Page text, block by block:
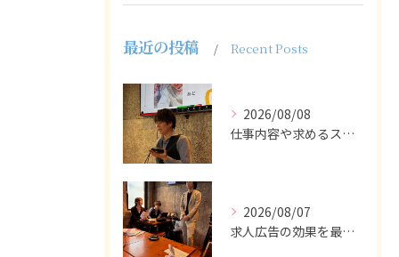
最近の投稿 Recent Posts
2026/08/08
仕事内容や求めるスキルを明確にし、ターゲット層に響くメッセー...
2026/08/07
求人広告の効果を最大化するために最も重要なのは、掲載タイミン...